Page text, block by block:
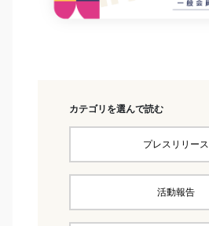
カテゴリを選んで読む
プレスリリース
活動報告